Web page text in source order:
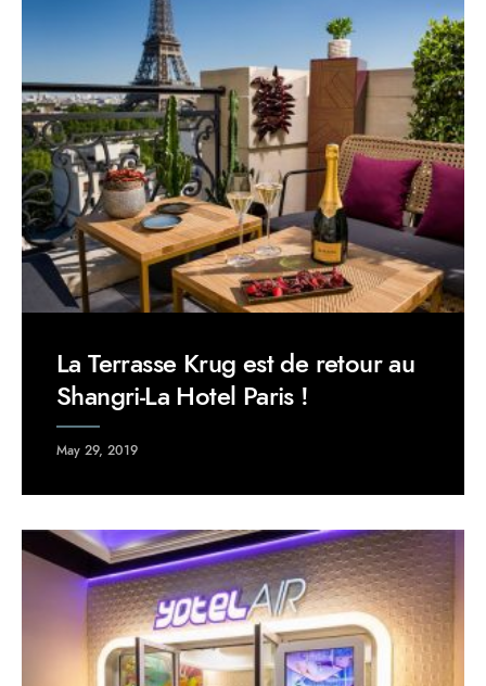
La Terrasse Krug est de retour au
Shangri-La Hotel Paris !
May 29, 2019